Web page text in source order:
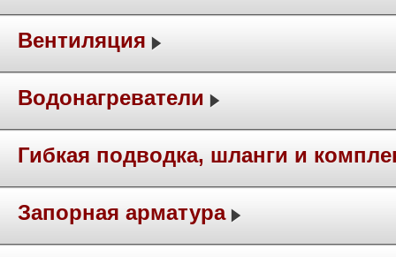
Вентиляция
Водонагреватели
Гибкая подводка, шланги и
Запорная арматура